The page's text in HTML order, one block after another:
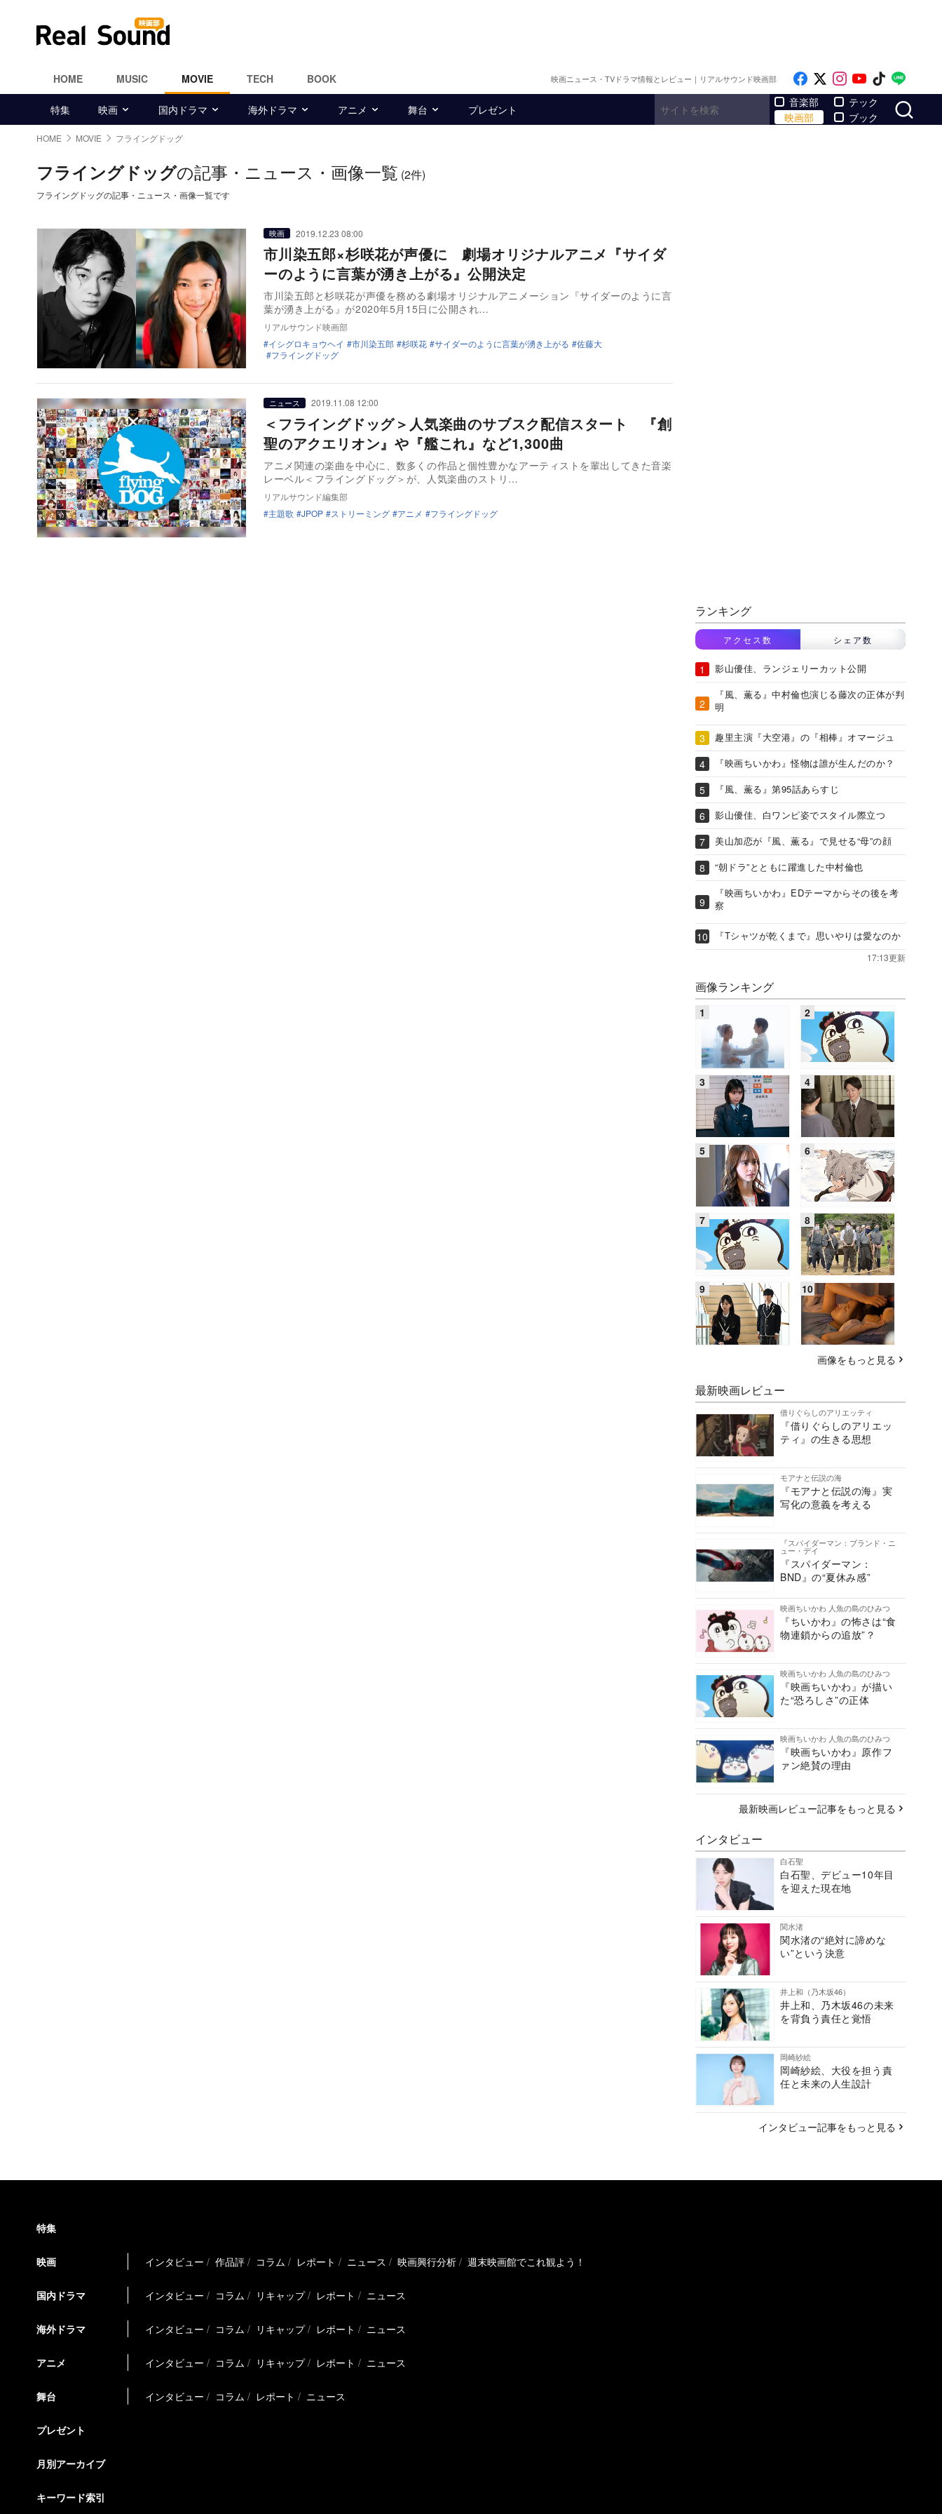
HOME MUSIC MOVIE TECH BOOK 映画ニュース・TVドラマ情報とレビュー｜リアルサウンド映画部 Like on Facebook
Follow on x
Follow on
Follow on
Follow
特集 映画 国内ドラマ 海外ドラマ アニメ 舞台 プレゼント
音楽部
映画部
テック
ブック
HOME MOVIE フライングドッグ
フライングドッグの記事・ニュース・画像一覧 (2件)
フライングドッグの記事・ニュース・画像一覧です
映画 2019.12.23 08:00
市川染五郎×杉咲花が声優に 劇場オリジナルアニメ『サイダ
ーのように言葉が湧き上がる』公開決定
市川染五郎と杉咲花が声優を務める劇場オリジナルアニメーション『サイダーのように言
葉が湧き上がる』が2020年5月15日に公開され…
リアルサウンド映画部
イシグロキョウヘイ
市川染五郎 杉咲花 サイダーのように言葉が湧き上がる
佐藤大
フライングドッグ
ニュース 2019.11.08 12:00
＜フライングドッグ＞人気楽曲のサブスク配信スタート 『創
聖のアクエリオン』や『艦これ』など1,300曲
アニメ関連の楽曲を中心に、数多くの作品と個性豊かなアーティストを輩出してきた音楽
レーベル＜フライングドッグ＞が、人気楽曲のストリ…
リアルサウンド編集部
主題歌
JPOP ストリーミング アニメ フライングドッグ
ランキング
アクセス数 シェア数
影山優佳、ランジェリーカット公開
『風、薫る』中村倫也演じる藤次の正体が判
明
趣里主演『大空港』の『相棒』オマージュ
『映画ちいかわ』怪物は誰が生んだのか？
『風、薫る』第95話あらすじ
影山優佳、白ワンピ姿でスタイル際立つ
美山加恋が『風、薫る』で見せる“母”の顔
“朝ドラ”とともに躍進した中村倫也
『映画ちいかわ』EDテーマからその後を考
察
『Tシャツが乾くまで』思いやりは愛なのか
17:13更新
画像ランキング
画像をもっと見る
最新映画レビュー
借りぐらしのアリエッティ
『借りぐらしのアリエッ
ティ』の生きる思想
モアナと伝説の海
『モアナと伝説の海』実
写化の意義を考える
『スパイダーマン：ブランド・ニ
ュー・デイ
『スパイダーマン：
BND』の“夏休み感”
映画ちいかわ 人魚の島のひみつ
『ちいかわ』の怖さは“食
物連鎖からの追放”？
映画ちいかわ 人魚の島のひみつ
『映画ちいかわ』が描い
た“恐ろしさ”の正体
映画ちいかわ 人魚の島のひみつ
『映画ちいかわ』原作フ
ァン絶賛の理由
最新映画レビュー記事をもっと見る
インタビュー
白石聖
白石聖、デビュー10年目
を迎えた現在地
関水渚
関水渚の“絶対に諦めな
い”という決意
井上和（乃木坂46）
井上和、乃木坂46の未来
を背負う責任と覚悟
岡崎紗絵
岡崎紗絵、大役を担う責
任と未来の人生設計
インタビュー記事をもっと見る
特集
映画 インタビュー 作品評 コラム レポート ニュース 映画興行分析 週末映画館でこれ観よう！
国内ドラマ インタビュー コラム リキャップ レポート ニュース
海外ドラマ インタビュー コラム リキャップ レポート ニュース
アニメ インタビュー コラム リキャップ レポート ニュース
舞台 インタビュー コラム レポート ニュース
プレゼント
月別アーカイブ
キーワード索引